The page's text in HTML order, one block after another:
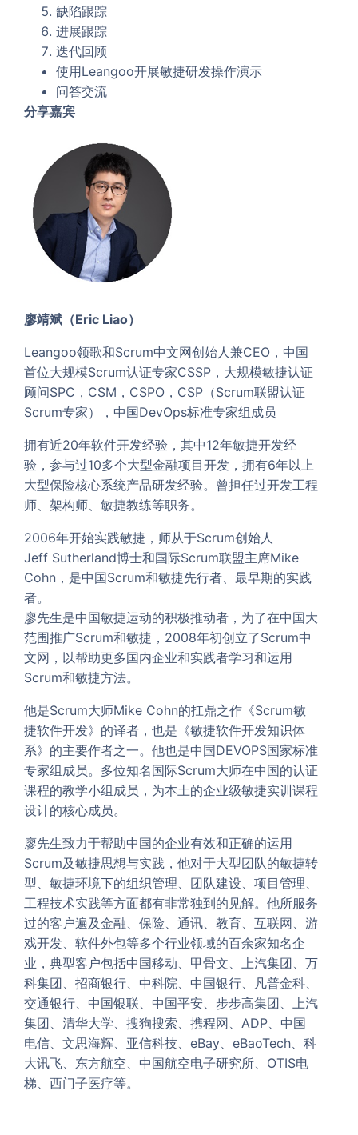
缺陷跟踪
进展跟踪
迭代回顾
使用Leangoo开展敏捷研发操作演示
问答交流
分享嘉宾
廖靖斌（Eric Liao）
Leangoo领歌和Scrum中文网创始人兼CEO，中国
首位大规模Scrum认证专家CSSP，大规模敏捷认证
顾问SPC，CSM，CSPO，CSP（Scrum联盟认证
Scrum专家），中国DevOps标准专家组成员
拥有近20年软件开发经验，其中12年敏捷开发经
验，参与过10多个大型金融项目开发，拥有6年以上
大型保险核心系统产品研发经验。曾担任过开发工程
师、架构师、敏捷教练等职务。
2006年开始实践敏捷，师从于Scrum创始人
Jeff Sutherland博士和国际Scrum联盟主席Mike
Cohn，是中国Scrum和敏捷先行者、最早期的实践
者。
廖先生是中国敏捷运动的积极推动者，为了在中国大
范围推广Scrum和敏捷，2008年初创立了Scrum中
文网，以帮助更多国内企业和实践者学习和运用
Scrum和敏捷方法。
他是Scrum大师Mike Cohn的扛鼎之作《Scrum敏
捷软件开发》的译者，也是《敏捷软件开发知识体
系》的主要作者之一。他也是中国DEVOPS国家标准
专家组成员。多位知名国际Scrum大师在中国的认证
课程的教学小组成员，为本土的企业级敏捷实训课程
设计的核心成员。
廖先生致力于帮助中国的企业有效和正确的运用
Scrum及敏捷思想与实践，他对于大型团队的敏捷转
型、敏捷环境下的组织管理、团队建设、项目管理、
工程技术实践等方面都有非常独到的见解。他所服务
过的客户遍及金融、保险、通讯、教育、互联网、游
戏开发、软件外包等多个行业领域的百余家知名企
业，典型客户包括中国移动、甲骨文、上汽集团、万
科集团、招商银行、中科院、中国银行、凡普金科、
交通银行、中国银联、中国平安、步步高集团、上汽
集团、清华大学、搜狗搜索、携程网、ADP、中国
电信、文思海辉、亚信科技、eBay、eBaoTech、科
大讯飞、东方航空、中国航空电子研究所、OTIS电
梯、西门子医疗等。